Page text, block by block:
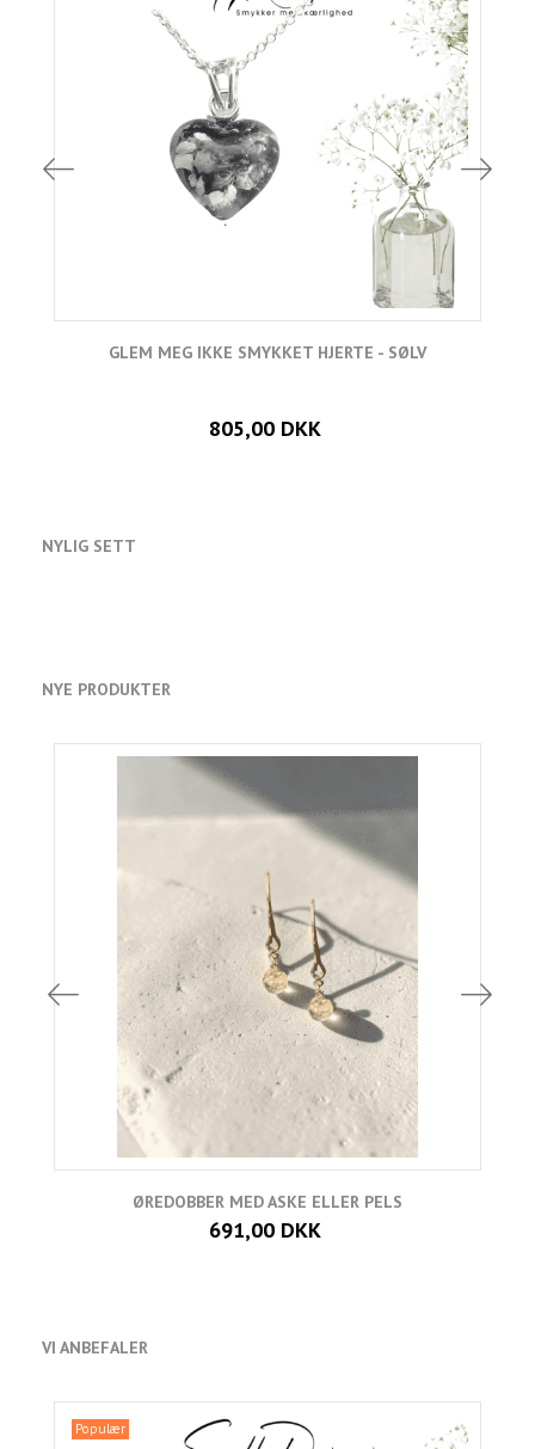
GLEM MEG IKKE SMYKKET HJERTE - SØLV
805,00 DKK
NYLIG SETT
NYE PRODUKTER
ØREDOBBER MED ASKE ELLER PELS
691,00 DKK
VI ANBEFALER
Populær